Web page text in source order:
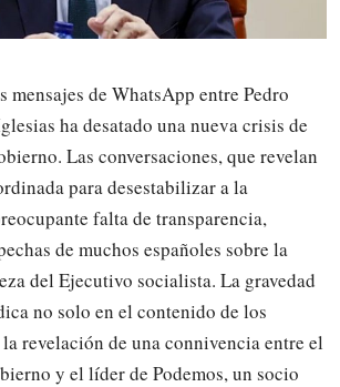
de WhatsApp entre Pedro
ha desatado una nueva crisis de
Las conversaciones, que revelan
para desestabilizar a la
falta de transparencia,
de muchos españoles sobre la
del Ejecutivo socialista. La gravedad
no solo en el contenido de los
revelación de una connivencia entre el
y el líder de Podemos, un socio